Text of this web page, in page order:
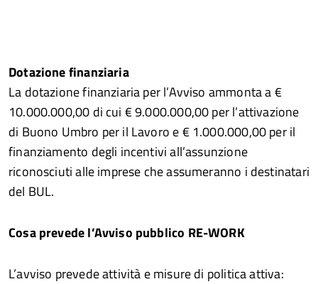
Dotazione finanziaria
La dotazione finanziaria per l’Avviso ammonta a €
10.000.000,00 di cui € 9.000.000,00 per l’attivazione
di Buono Umbro per il Lavoro e € 1.000.000,00 per il
finanziamento degli incentivi all’assunzione
riconosciuti alle imprese che assumeranno i destinatari
del BUL.
Cosa prevede l’Avviso pubblico RE-WORK
L’avviso prevede attività e misure di politica attiva: